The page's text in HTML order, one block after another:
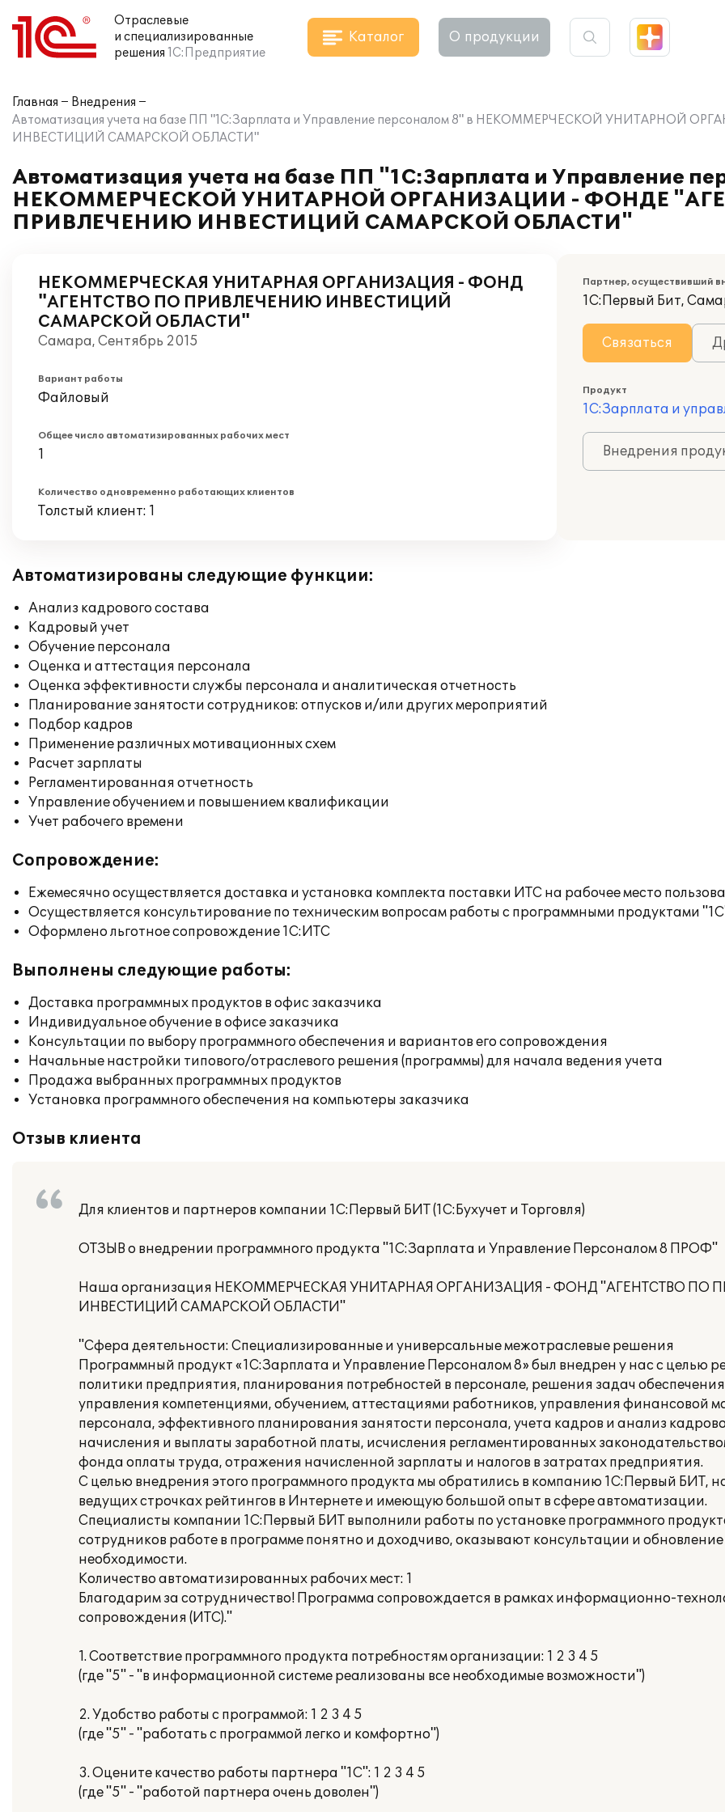
Отраслевые
и специализированные
решения 1С:Предприятие
Каталог О продукции
Главная
Внедрения
Автоматизация учета на базе ПП "1С:Зарплата и Управление персоналом 8" в НЕКОММЕРЧЕСКОЙ
ИНВЕСТИЦИЙ САМАРСКОЙ ОБЛАСТИ"
Автоматизация учета на базе ПП "1С:Зарплата и Управление
НЕКОММЕРЧЕСКОЙ УНИТАРНОЙ ОРГАНИЗАЦИИ - ФОНДЕ
ПРИВЛЕЧЕНИЮ ИНВЕСТИЦИЙ САМАРСКОЙ ОБЛАСТИ"
НЕКОММЕРЧЕСКАЯ УНИТАРНАЯ ОРГАНИЗАЦИЯ - ФОНД
"АГЕНТСТВО ПО ПРИВЛЕЧЕНИЮ ИНВЕСТИЦИЙ
САМАРСКОЙ ОБЛАСТИ"
Самара, Сентябрь 2015
Вариант работы
Файловый
Общее число автоматизированных рабочих мест
1
Количество одновременно работающих клиентов
Толстый клиент: 1
Партнер, осуществивший
1С:Первый Бит,
Связаться
Продукт
1С:Зарплата и
Внедрения
Автоматизированы следующие функции:
Анализ кадрового состава
Кадровый учет
Обучение персонала
Оценка и аттестация персонала
Оценка эффективности службы персонала и аналитическая отчетность
Планирование занятости сотрудников: отпусков и/или других мероприятий
Подбор кадров
Применение различных мотивационных схем
Расчет зарплаты
Регламентированная отчетность
Управление обучением и повышением квалификации
Учет рабочего времени
Сопровождение:
Ежемесячно осуществляется доставка и установка комплекта поставки ИТС на рабочее место
Осуществляется консультирование по техническим вопросам работы с программными продуктами
Оформлено льготное сопровождение 1С:ИТС
Выполнены следующие работы:
Доставка программных продуктов в офис заказчика
Индивидуальное обучение в офисе заказчика
Консультации по выбору программного обеспечения и вариантов его сопровождения
Начальные настройки типового/отраслевого решения (программы) для начала ведения учета
Продажа выбранных программных продуктов
Установка программного обеспечения на компьютеры заказчика
Отзыв клиента
Для клиентов и партнеров компании 1С:Первый БИТ (1С:Бухучет и Торговля)
ОТЗЫВ о внедрении программного продукта "1С:Зарплата и Управление Персоналом 8 ПРОФ"
Наша организация НЕКОММЕРЧЕСКАЯ УНИТАРНАЯ ОРГАНИЗАЦИЯ - ФОНД "АГЕНТСТВО ПО
ИНВЕСТИЦИЙ САМАРСКОЙ ОБЛАСТИ"
"Сфера деятельности: Специализированные и универсальные межотраслевые решения
Программный продукт «1С:Зарплата и Управление Персоналом 8» был внедрен у нас с целью
политики предприятия, планирования потребностей в персонале, решения задач
управления компетенциями, обучением, аттестациями работников, управления финансовой
персонала, эффективного планирования занятости персонала, учета кадров и анализ
начисления и выплаты заработной платы, исчисления регламентированных
фонда оплаты труда, отражения начисленной зарплаты и налогов в затратах предприятия.
С целью внедрения этого программного продукта мы обратились в компанию 1С:Первый БИТ,
ведущих строчках рейтингов в Интернете и имеющую большой опыт в сфере автоматизации.
Специалисты компании 1С:Первый БИТ выполнили работы по установке программного
сотрудников работе в программе понятно и доходчиво, оказывают консультации и
необходимости.
Количество автоматизированных рабочих мест: 1
Благодарим за сотрудничество! Программа сопровождается в рамках информационно-
сопровождения (ИТС)."
1. Соответствие программного продукта потребностям организации: 1 2 3 4 5
(где "5" - "в информационной системе реализованы все необходимые возможности")
2. Удобство работы с программой: 1 2 3 4 5
(где "5" - "работать с программой легко и комфортно")
3. Оцените качество работы партнера "1С": 1 2 3 4 5
(где "5" - "работой партнера очень доволен")